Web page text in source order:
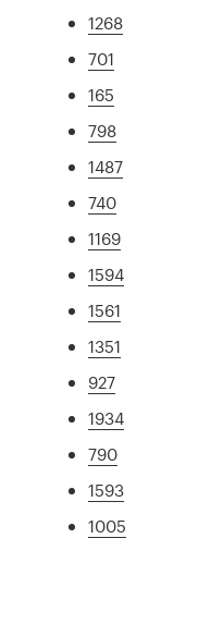
1268
701
165
798
1487
740
1169
1594
1561
1351
927
1934
790
1593
1005